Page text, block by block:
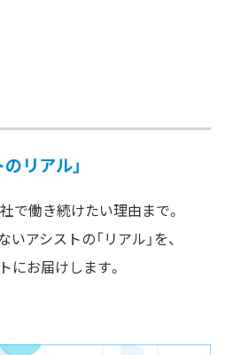
リアル」
で働き続けたい理由まで。
アシストの「リアル」を、
にお届けします。